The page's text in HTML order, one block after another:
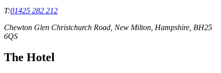
T:01425 282 212
Chewton Glen Christchurch Road, New Milton, Hampshire, BH25
6QS
The Hotel